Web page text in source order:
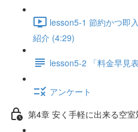
lesson5-1 節約かつ即
紹介 (4:29)
lesson5-2 「料金早見
アンケート
第4章 安く手軽に出来る空室